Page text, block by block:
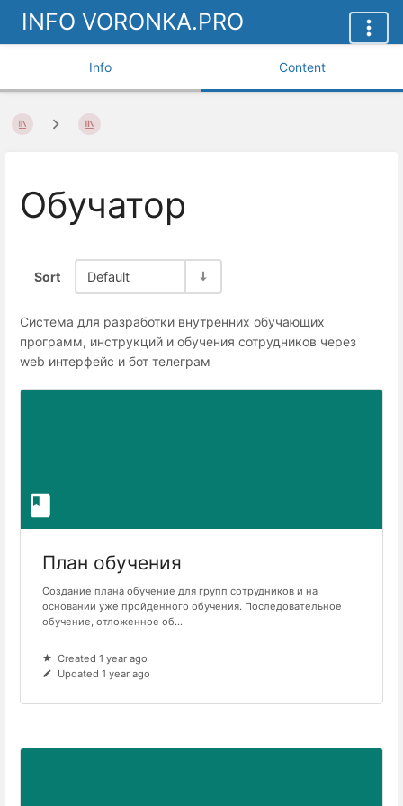
INFO VORONKA.PRO
Info Content
Обучатор
Sort Default
Система для разработки внутренних обучающих
программ, инструкций и обучения сотрудников через
web интерфейс и бот телеграм
План обучения
Создание плана обучение для групп сотрудников и на
основании уже пройденного обучения. Последовательное
обучение, отложенное об...
Created 1 year ago
Updated 1 year ago